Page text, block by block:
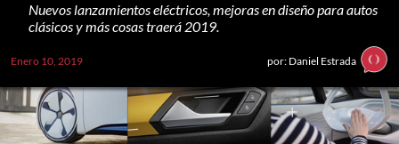
Nuevos lanzamientos eléctricos, mejoras en diseño para autos
clásicos y más cosas traerá 2019.
Enero 10, 2019 por: Daniel Estrada